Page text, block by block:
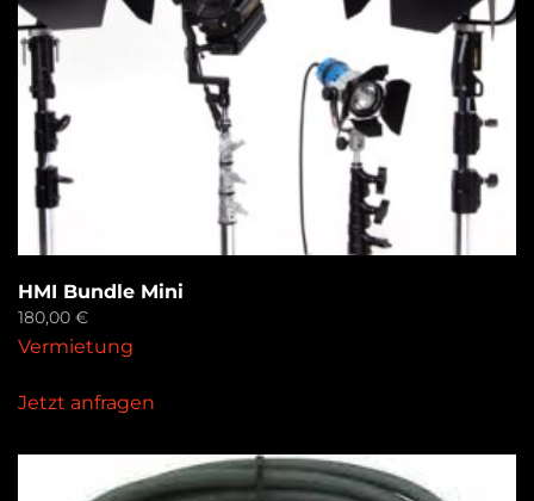
HMI Bundle Mini
180,00 €
Vermietung
Jetzt anfragen